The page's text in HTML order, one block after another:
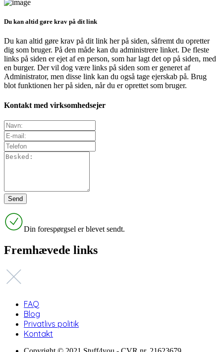
Du kan altid gøre krav på dit link
Du kan altid gøre krav på dit link her på siden, såfremt du opretter
dig som bruger. På den måde kan du administrere linket. De fleste
links på siden er ejet af en person, som har lagt det op på siden, med
en burger. Der vil dog være links på siden som er generet af
Administrator, men disse link kan du også tage ejerskab på. Brug
blot funktionen her på siden, når du er oprettet som bruger.
Kontakt med virksomhedsejer
Din forespørgsel er blevet sendt.
Fremhævede links
FAQ
Blog
Privatlivs politik
Kontakt